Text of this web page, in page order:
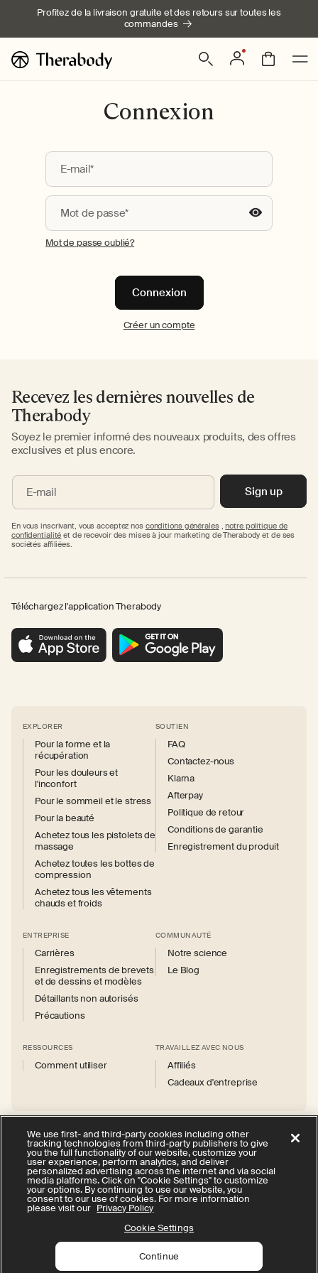
passer au
Profitez de la livraison gratuite et des retours sur toutes les
commandes
Connexion Panier
Connexion
E-mail*
Mot de passe*
Show
Mot de passe oublié?
Connexion
Créer un compte
Recevez les dernières nouvelles de
Therabody
Soyez le premier informé des nouveaux produits, des offres
exclusives et plus encore.
E-mail Sign up
En vous inscrivant, vous acceptez nos conditions générales,notre politique de
confidentialité et de recevoir des mises à jour marketing de Therabody et de ses
sociétés affiliées.
Téléchargez l'application Therabody
EXPLORER
Pour la forme et la
récupération
Pour les douleurs et
l'inconfort
Pour le sommeil et le stress
Pour la beauté
Achetez tous les pistolets de
massage
Achetez toutes les bottes de
compression
Achetez tous les vêtements
chauds et froids
SOUTIEN
FAQ
Contactez-nous
Klarna
Afterpay
Politique de retour
Conditions de garantie
Enregistrement du produit
ENTREPRISE
Carrières
Enregistrements de brevets
et de dessins et modèles
Détaillants non autorisés
Précautions
COMMUNAUTÉ
Notre science
Le Blog
RESSOURCES
Comment utiliser
TRAVAILLEZ AVEC NOUS
Affiliés
Cadeaux d'entreprise
InstagramFacebook
X
(Twitter)
YouTube
politique de confidentialité
Vos choix en matière de confidentialité
Cookie Settings
Accessibilité
All rights reserved.
We use first- and third-party cookies including other
tracking technologies from third-party publishers to give
you the full functionality of our website, customize your
user experience, perform analytics, and deliver
personalized advertising across the internet and via social
media platforms. Click on "Cookie Settings" to customize
your options. By continuing to use our website, you
consent to our use of cookies. For more information
please visit our Privacy Policy
Cookie Settings
Continue